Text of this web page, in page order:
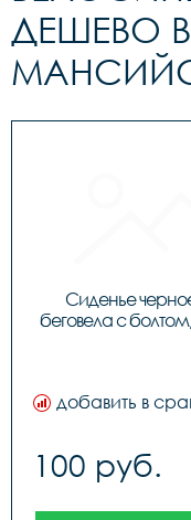
ДЕШЕВО
Сиденье
беговела с
добавить в
100 руб.